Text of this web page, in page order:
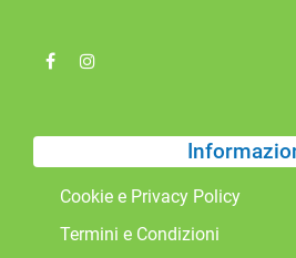
Cookie e Privacy Policy
Termini e Condizioni